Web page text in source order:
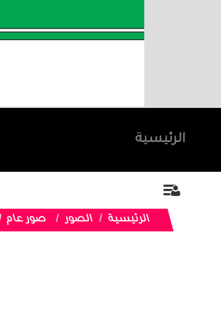
الرئيسية
الرئيسية الصور صور عام 1427 هـ